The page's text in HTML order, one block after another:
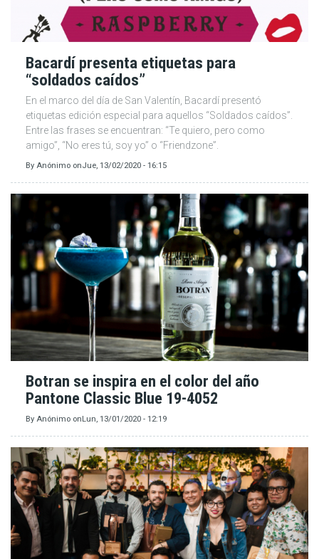
Bacardí presenta etiquetas para
“soldados caídos”
En el marco del día de San Valentín, Bacardí presentó
etiquetas edición especial para aquellos “Soldados caídos”.
Entre las frases se encuentran: “Te quiero, pero como
amigo”, “No eres tú, soy yo” o “Friendzone”.
By Anónimo onJue, 13/02/2020 - 16:15
Botran se inspira en el color del año
Pantone Classic Blue 19-4052
By Anónimo on Lun, 13/01/2020 - 12:19